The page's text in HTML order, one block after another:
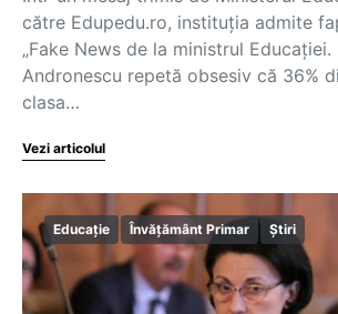
către Edupedu.ro, instituția admite
„Fake News de la ministrul Educației.
Andronescu repetă obsesiv că 36%
clasa…
Vezi articolul
Educație Învățământ Primar Știri